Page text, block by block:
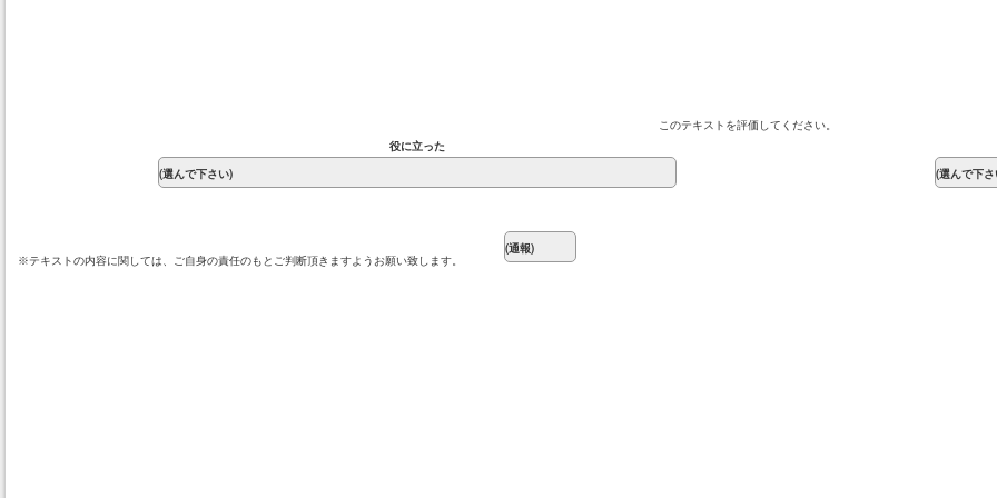
このテキストを評価してください。
役に立った
※テキストの内容に関しては、ご自身の責任のもとご判断頂きますようお願い致します。